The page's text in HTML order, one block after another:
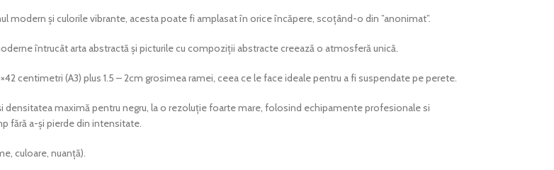
modern și culorile vibrante, acesta poate fi amplasat în orice încăpere, scoțând-o din ”anonimat”.
întrucât arta abstractă și picturile cu compoziții abstracte creează o atmosferă unică.
centimetri (A3) plus 1.5 – 2cm grosimea ramei, ceea ce le face ideale pentru a fi suspendate pe perete.
densitatea maximă pentru negru, la o rezoluție foarte mare, folosind echipamente profesionale si
fără a-și pierde din intensitate.
culoare, nuanță).